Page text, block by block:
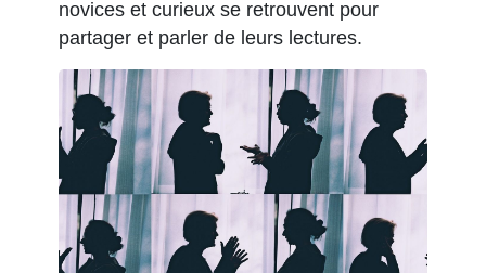
novices et curieux se retrouvent pour
partager et parler de leurs lectures.